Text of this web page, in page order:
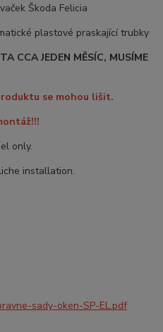
Škoda Felicia
plastové praskající trubky
CCA JEDEN MĚSÍC, MUSÍME
se mohou lišit.
only.
installation.
sady-oken-SP-EL.pdf